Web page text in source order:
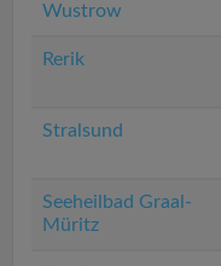
Wustrow
Rerik
Stralsund
Seeheilbad Graal-
Müritz